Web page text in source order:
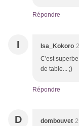
Répondre
I Isa_Kokoro
C'est
de table... ;)
Répondre
D dombouvet